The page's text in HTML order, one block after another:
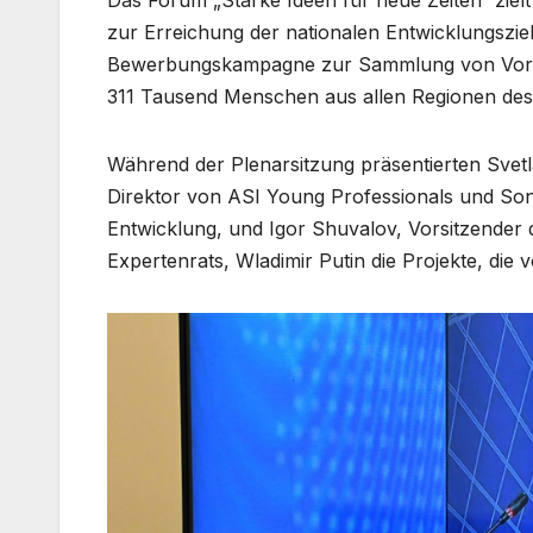
zur Erreichung der nationalen
Bewerbungskampagne zur Sammlung von
311 Tausend Menschen aus allen Regionen
Während der Plenarsitzung präsentierten
Direktor von ASI Young Professionals und
Entwicklung, und Igor Shuvalov, Vorsitzender
Expertenrats, Wladimir Putin die Projekte, die